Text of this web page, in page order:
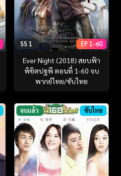
SS 1 EP 1-60
Ever Night (2018) สยบฟ้า
พิชิตปฐพี ตอนที่ 1-60 จบ
พากย์ไทย/ซับไทย
จบแล้ว ซับไทย